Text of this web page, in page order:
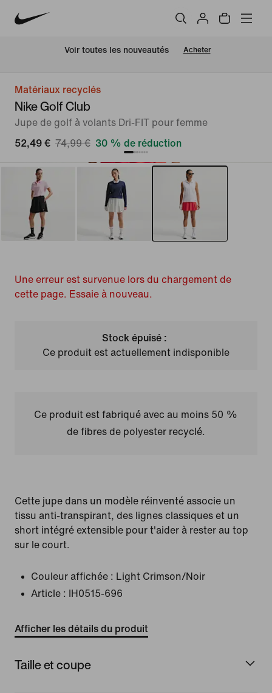
Voir toutes les nouveautés Acheter
Matériaux recyclés
Nike Golf Club
Jupe de golf à volants Dri-FIT pour femme
52,49 € 74,99 € 30 % de réduction
Une erreur est survenue lors du chargement de
cette page. Essaie à nouveau.
Stock épuisé :
Ce produit est actuellement indisponible
Ce produit est fabriqué avec au moins 50 %
de fibres de polyester recyclé.
Cette jupe dans un modèle réinventé associe un
tissu anti-transpirant, des lignes classiques et un
short intégré extensible pour t'aider à rester au top
sur le court.
Couleur affichée : Light Crimson/Noir
Article :
IH0515-696
Afficher les détails du produit
Taille et coupe